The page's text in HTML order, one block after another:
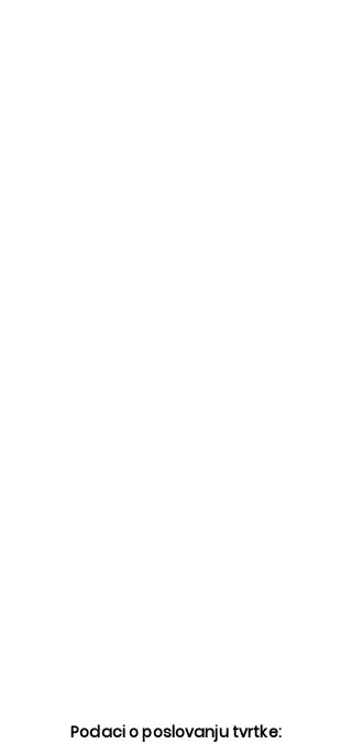
Podaci o poslovanju tvrtke: